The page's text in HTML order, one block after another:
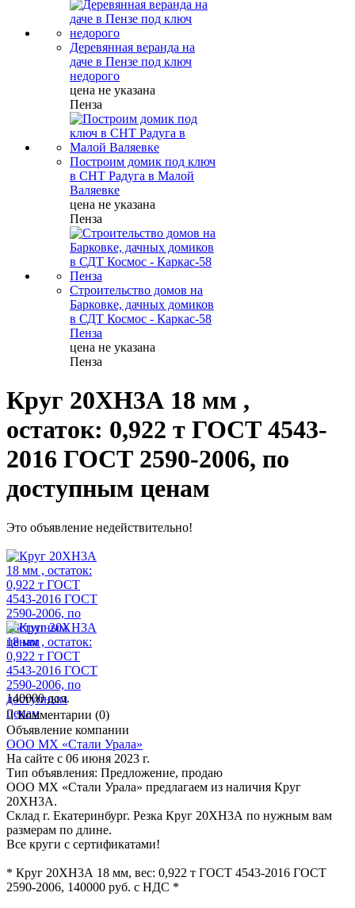
Деревянная веранда на
даче в Пензе под ключ
недорого
цена не указана
Пенза
Построим домик под ключ
в СНТ Радуга в Малой
Валяевке
цена не указана
Пенза
Строительство домов на
Барковке, дачных домиков
в СДТ Космос - Каркас-58
Пенза
цена не указана
Пенза
Круг 20ХН3А 18 мм ,
остаток: 0,922 т ГОСТ 4543-
2016 ГОСТ 2590-2006, по
доступным ценам
Это объявление недействительно!
140000 дол.
Комментарии (0)
Объявление компании
ООО МХ «Стали Урала»
На сайте с 06 июня 2023 г.
Тип объявления: Предложение, продаю
ООО МХ «Стали Урала» предлагаем из наличия Круг
20ХН3А.
Склад г. Екатеринбург. Резка Круг 20ХН3А по нужным вам
размерам по длине.
Все круги с сертификатами!
* Круг 20ХН3А 18 мм, вес: 0,922 т ГОСТ 4543-2016 ГОСТ
2590-2006, 140000 руб. с НДС *